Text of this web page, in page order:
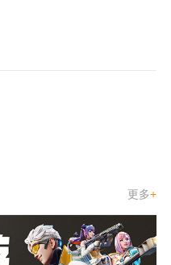
更多+